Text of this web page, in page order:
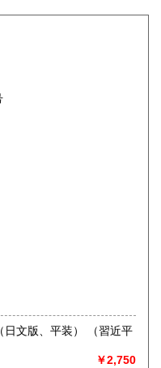
重県
島県
1,430円
書籍と国内書籍の専門店
のため大半の本は倉庫
ます。
します。
平装） （習近平
￥2,750